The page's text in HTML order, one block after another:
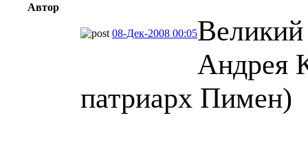
Автор
08-Дек-2008 00:05
Андрея
патриарх Пимен)